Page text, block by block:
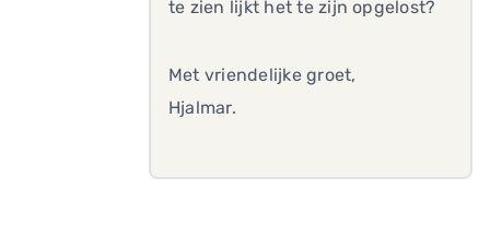
te zien lijkt het te zijn opgelost?
Met vriendelijke groet,
Hjalmar.